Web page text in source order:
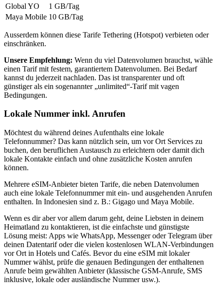
Global YO
1 GB/Tag
Maya Mobile 10 GB/Tag
Ausserdem können diese Tarife Tethering (Hotspot) verbieten oder
einschränken.
Unsere Empfehlung: Wenn du viel Datenvolumen brauchst, wähle
einen Tarif mit festem, garantiertem Datenvolumen. Bei Bedarf
kannst du jederzeit nachladen. Das ist transparenter und oft
günstiger als ein sogenannter „unlimited“-Tarif mit vagen
Bedingungen.
Lokale Nummer inkl. Anrufen
Möchtest du während deines Aufenthalts eine lokale
Telefonnummer? Das kann nützlich sein, um vor Ort Services zu
buchen, den beruflichen Austausch zu erleichtern oder damit dich
lokale Kontakte einfach und ohne zusätzliche Kosten anrufen
können.
Mehrere eSIM-Anbieter bieten Tarife, die neben Datenvolumen
auch eine lokale Telefonnummer mit ein- und ausgehenden Anrufen
enthalten. In Indonesien sind z. B.: Gigago und Maya Mobile.
Wenn es dir aber vor allem darum geht, deine Liebsten in deinem
Heimatland zu kontaktieren, ist die einfachste und günstigste
Lösung meist: Apps wie WhatsApp, Messenger oder Telegram über
deinen Datentarif oder die vielen kostenlosen WLAN-Verbindungen
vor Ort in Hotels und Cafés. Bevor du eine eSIM mit lokaler
Nummer wählst, prüfe die genauen Bedingungen der enthaltenen
Anrufe beim gewählten Anbieter (klassische GSM-Anrufe, SMS
inklusive, lokale oder ausländische Nummer usw.).